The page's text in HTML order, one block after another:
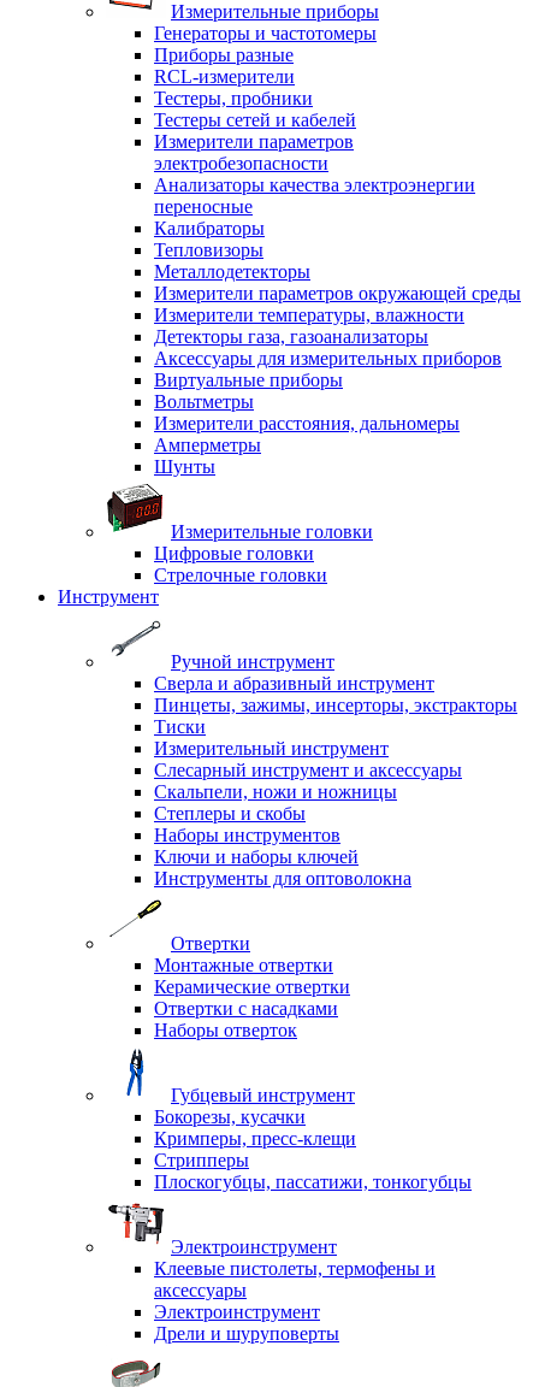
Измерительные приборы
Генераторы и частотомеры
Приборы разные
RCL-измерители
Тестеры, пробники
Тестеры сетей и кабелей
Измерители параметров
электробезопасности
Анализаторы качества электроэнергии
переносные
Калибраторы
Тепловизоры
Металлодетекторы
Измерители параметров окружающей среды
Измерители температуры, влажности
Детекторы газа, газоанализаторы
Аксессуары для измерительных приборов
Виртуальные приборы
Вольтметры
Измерители расстояния, дальномеры
Амперметры
Шунты
Измерительные головки
Цифровые головки
Стрелочные головки
Инструмент
Ручной инструмент
Сверла и абразивный инструмент
Пинцеты, зажимы, инсерторы, экстракторы
Тиски
Измерительный инструмент
Слесарный инструмент и аксессуары
Скальпели, ножи и ножницы
Степлеры и скобы
Наборы инструментов
Ключи и наборы ключей
Инструменты для оптоволокна
Отвертки
Монтажные отвертки
Керамические отвертки
Отвертки с насадками
Наборы отверток
Губцевый инструмент
Бокорезы, кусачки
Кримперы, пресс-клещи
Стрипперы
Плоскогубцы, пассатижи, тонкогубцы
Электроинструмент
Клеевые пистолеты, термофены и
аксессуары
Электроинструмент
Дрели и шуруповерты